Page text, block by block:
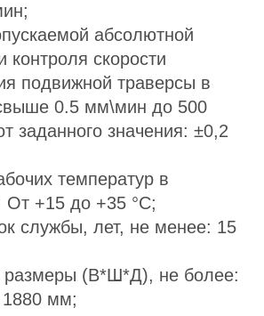
абсолютной
контроля скорости
подвижной траверсы в
0.5 мм\мин до 500
заданного значения: ±0,2
температур в
+15 до +35 °С;
службы, лет, не менее: 15
размеры (В*Ш*Д), не более:
мм;